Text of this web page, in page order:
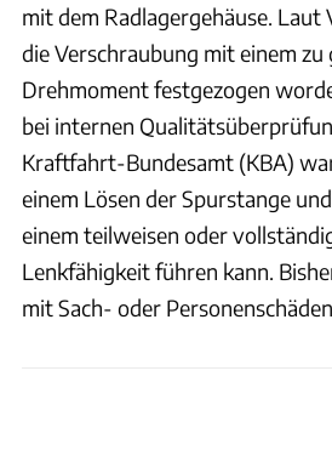
mit dem Radlagergehäuse.
die Verschraubung mit einem zu
Drehmoment festgezogen
bei internen
Kraftfahrt-Bundesamt (KBA)
einem Lösen der Spurstange
einem teilweisen oder
Lenkfähigkeit führen kann.
mit Sach- oder